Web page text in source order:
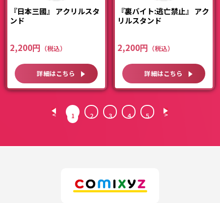
『日本三國』 アクリルスタ
ンド
2,200円
詳細はこちら
『裏バイト:逃亡禁止』 アク
リルスタンド
2,200円
詳細はこちら
< 1 2 3 4 5 >